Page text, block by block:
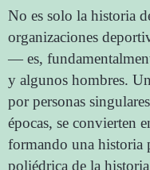
No es solo la historia
organizaciones
— es,
y algunos hombres.
por personas
épocas, se convierten
formando una
poliédrica de la